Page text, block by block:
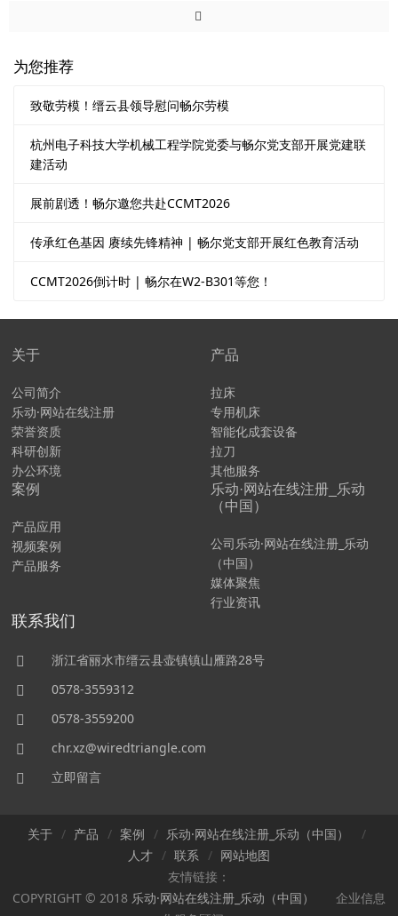
合，整个赛场上掌声，欢呼声，呐喊声此起彼伏，无论是运动员还是
为您推荐
致敬劳模！缙云县领导慰问畅尔劳模
杭州电子科技大学机械工程学院党委与畅尔党支部开展党建联
建活动
展前剧透！畅尔邀您共赴CCMT2026
传承红色基因 赓续先锋精神 | 畅尔党支部开展红色教育活动
CCMT2026倒计时 | 畅尔在W2-B301等您！
关于
公司简介
乐动·网站在线注册
荣誉资质
科研创新
办公环境
产品
拉床
专用机床
智能化成套设备
拉刀
其他服务
案例
产品应用
视频案例
产品服务
乐动·网站在线注册_乐动
（中国）
公司乐动·网站在线注册_乐动
（中国）
媒体聚焦
行业资讯
联系我们
浙江省丽水市缙云县壶镇镇山雁路28号
0578-3559312
0578-3559200
chr.xz@wiredtriangle.com
立即留言
关于 产品 案例
乐动·网站在线注册_乐动（中国）
人才
联系
网站地图
友情链接：
COPYRIGHT © 2018 乐动·网站在线注册_乐动（中国）
企业信息